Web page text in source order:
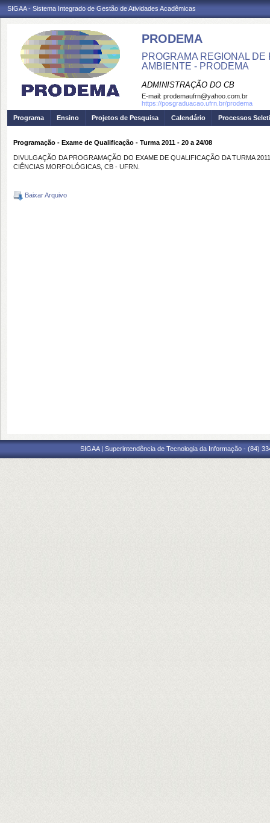
SIGAA - Sistema Integrado de Gestão de Atividades Acadêmicas
PRODEMA
PROGRAMA REGIONAL
AMBIENTE - PRODEMA
ADMINISTRAÇÃO DO CB
E-mail: prodemaufrn@yahoo.com.br
https://posgraduacao.ufrn.br/prodema
Programa
Ensino Projetos de Pesquisa Calendário Processos
Programação - Exame de Qualificação - Turma 2011 - 20 a 24/08
DIVULGAÇÃO DA PROGRAMAÇÃO DO EXAME DE QUALIFICAÇÃO DA TURMA
CIÊNCIAS MORFOLÓGICAS, CB - UFRN.
Baixar Arquivo
SIGAA | Superintendência de Tecnologia da Informação - (84)